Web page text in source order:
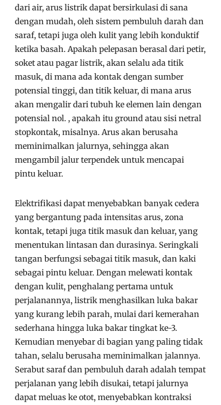
dari air, arus listrik dapat bersirkulasi di sana
dengan mudah, oleh sistem pembuluh darah dan
saraf, tetapi juga oleh kulit yang lebih konduktif
ketika basah. Apakah pelepasan berasal dari petir,
soket atau pagar listrik, akan selalu ada titik
masuk, di mana ada kontak dengan sumber
potensial tinggi, dan titik keluar, di mana arus
akan mengalir dari tubuh ke elemen lain dengan
potensial nol. , apakah itu ground atau sisi netral
stopkontak, misalnya. Arus akan berusaha
meminimalkan jalurnya, sehingga akan
mengambil jalur terpendek untuk mencapai
pintu keluar.
Elektrifikasi dapat menyebabkan banyak cedera
yang bergantung pada intensitas arus, zona
kontak, tetapi juga titik masuk dan keluar, yang
menentukan lintasan dan durasinya. Seringkali
tangan berfungsi sebagai titik masuk, dan kaki
sebagai pintu keluar. Dengan melewati kontak
dengan kulit, penghalang pertama untuk
perjalanannya, listrik menghasilkan luka bakar
yang kurang lebih parah, mulai dari kemerahan
sederhana hingga luka bakar tingkat ke-3.
Kemudian menyebar di bagian yang paling tidak
tahan, selalu berusaha meminimalkan jalannya.
Serabut saraf dan pembuluh darah adalah tempat
perjalanan yang lebih disukai, tetapi jalurnya
dapat meluas ke otot, menyebabkan kontraksi